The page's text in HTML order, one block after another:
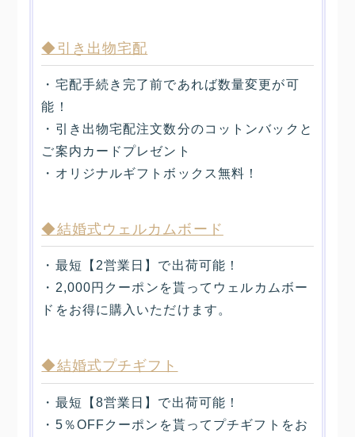
◆引き出物宅配
・宅配手続き完了前であれば数量変更が可
能！
・引き出物宅配注文数分のコットンバックと
ご案内カードプレゼント
・オリジナルギフトボックス無料！
◆結婚式ウェルカムボード
・最短【2営業日】で出荷可能！
・2,000円クーポンを貰ってウェルカムボー
ドをお得に購入いただけます。
◆結婚式プチギフト
・最短【8営業日】で出荷可能！
・5％OFFクーポンを貰ってプチギフトをお